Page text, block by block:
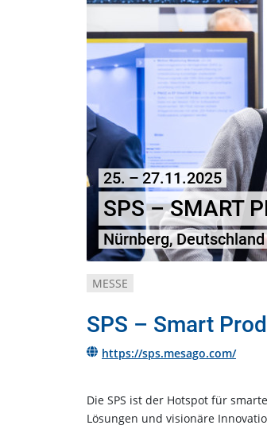
25. – 27.11.2025
SPS – SMART
Nürnberg, Deutschland
MESSE
SPS – Smart
https://sps.mesago.com/
Die SPS ist der Hotspot für
Lösungen und visionäre